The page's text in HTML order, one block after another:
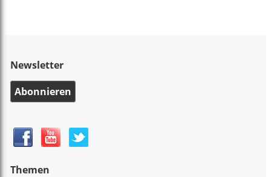
Newsletter
Abonnieren
Themen